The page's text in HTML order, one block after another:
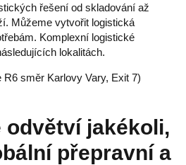
řešení od skladování až
Můžeme vytvořit logistická
Komplexní logistické
lokalitách.
směr Karlovy Vary, Exit 7)
odvětví jakékoli,
přepravní a